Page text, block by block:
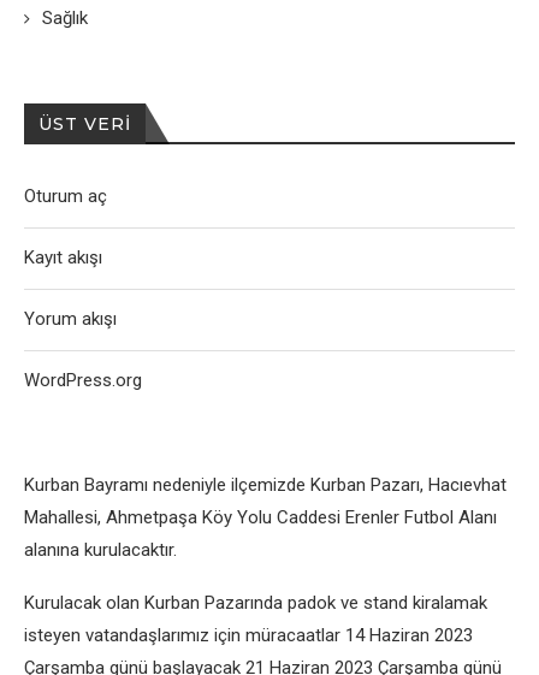
Kurban Bayramı nedeniyle ilçemizde Kurban Pazarı, Hacıevhat
Mahallesi, Ahmetpaşa Köy Yolu Caddesi Erenler Futbol Alanı
alanına kurulacaktır.
Kurulacak olan Kurban Pazarında padok ve stand kiralamak
isteyen vatandaşlarımız için müracaatlar 14 Haziran 2023
Çarşamba günü başlayacak 21 Haziran 2023 Çarşamba günü
Sağlık
ÜST VERI
Oturum aç
Kayıt akışı
Yorum akışı
WordPress.org